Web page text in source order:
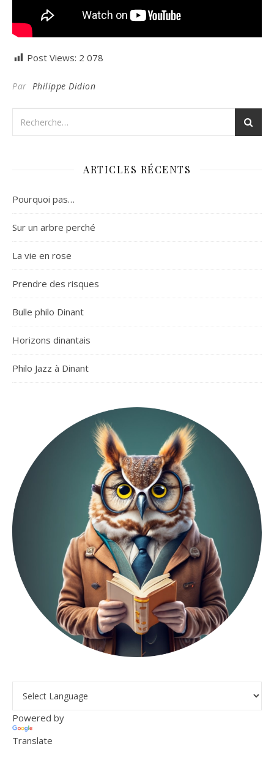
Post Views: 2 078
Par Philippe Didion
ARTICLES RÉCENTS
Pourquoi pas…
Sur un arbre perché
La vie en rose
Prendre des risques
Bulle philo Dinant
Horizons dinantais
Philo Jazz à Dinant
Powered by
Translate